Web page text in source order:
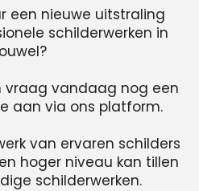
een nieuwe uitstraling
schilderwerken in
vraag vandaag nog een
aan via ons platform.
van ervaren schilders
hoger niveau kan tillen
schilderwerken.